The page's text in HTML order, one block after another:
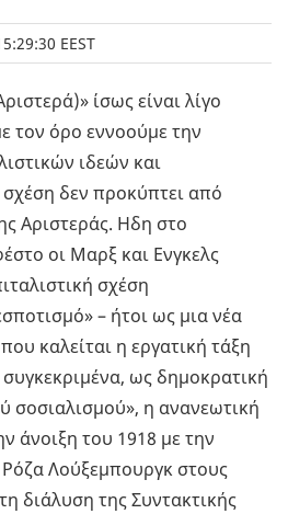
EEST
ίσως είναι λίγο
τον όρο εννοούμε την
ιδεών και
δεν προκύπτει από
Αριστεράς. Ηδη στο
οι Μαρξ και Ενγκελς
σχέση
– ήτοι ως μια νέα
καλείται η εργατική τάξη
ως δημοκρατική
σοσιαλισμού», η ανανεωτική
άνοιξη του 1918 με την
Λούξεμπουργκ στους
διάλυση της Συντακτικής